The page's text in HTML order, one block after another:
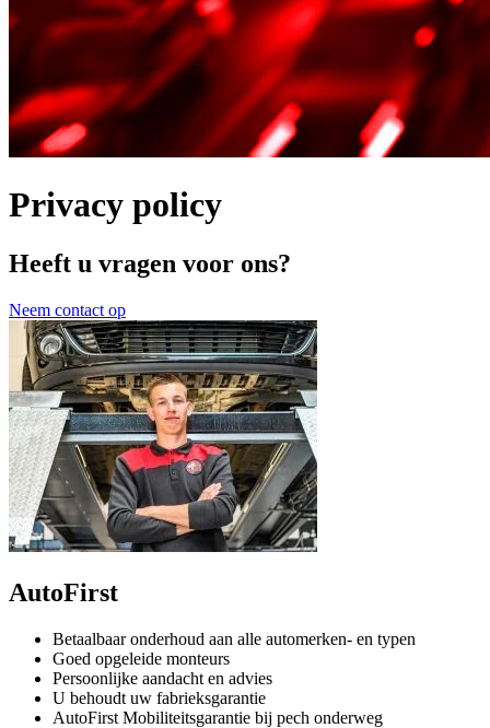
Privacy policy
Heeft u vragen voor ons?
Neem contact op
AutoFirst
Betaalbaar onderhoud aan alle automerken- en typen
Goed opgeleide monteurs
Persoonlijke aandacht en advies
U behoudt uw fabrieksgarantie
AutoFirst Mobiliteitsgarantie bij pech onderweg